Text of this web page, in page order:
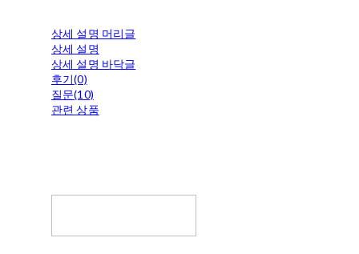
상세 설명 머리글
상세 설명
상세 설명 바닥글
후기(0)
질문(10)
관련 상품